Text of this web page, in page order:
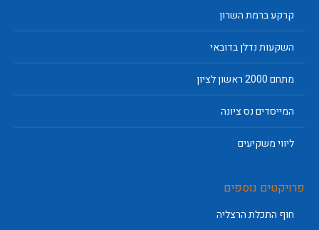
קרקע ברמת השרון
השקעות נדלן בדובאי
מתחם 2000 ראשון לציון
המייסדים נס ציונה
ליווי משקיעים
פרויקטים נוספים
חוף התכלת הרצליה